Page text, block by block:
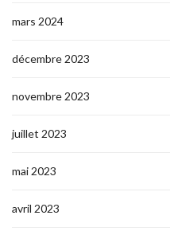
mars 2024
décembre 2023
novembre 2023
juillet 2023
mai 2023
avril 2023